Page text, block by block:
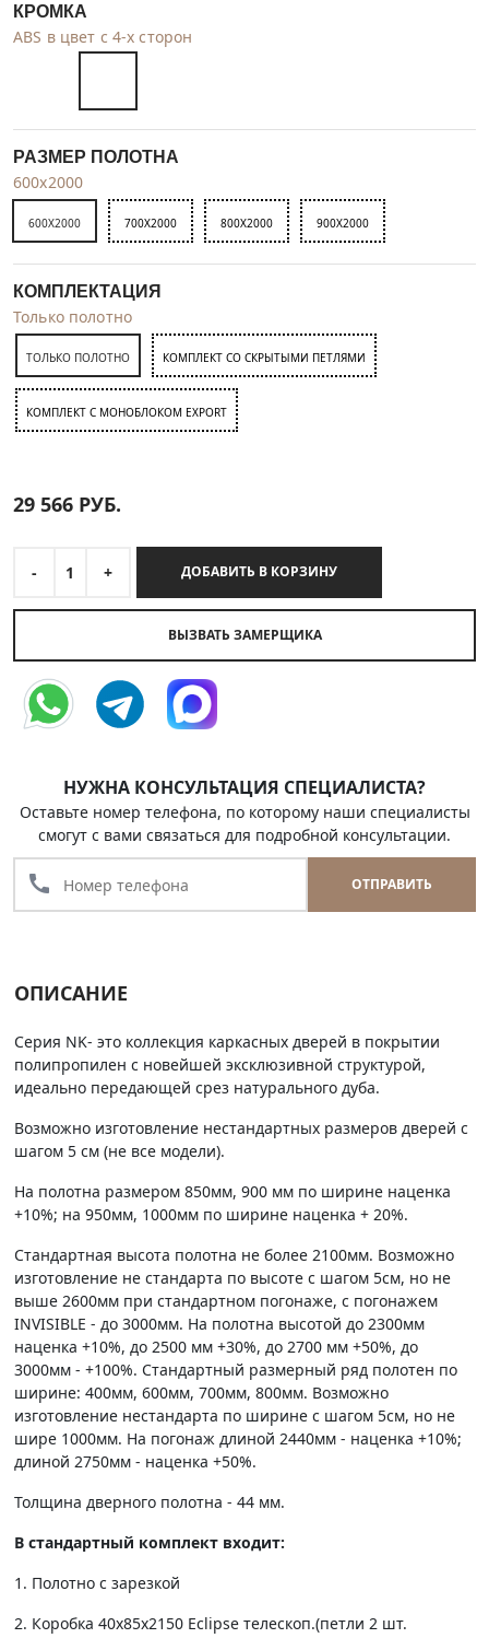
КРОМКА
ABS в цвет с 4-х сторон
РАЗМЕР ПОЛОТНА
600x2000
600X2000 700X2000 800X2000 900X2000
КОМПЛЕКТАЦИЯ
Только полотно
ТОЛЬКО ПОЛОТНО КОМПЛЕКТ СО СКРЫТЫМИ ПЕТЛЯМИ
КОМПЛЕКТ C МОНОБЛОКОМ EXPORT
29 566 РУБ.
- 1 + ДОБАВИТЬ В КОРЗИНУ
ВЫЗВАТЬ ЗАМЕРЩИКА
НУЖНА КОНСУЛЬТАЦИЯ СПЕЦИАЛИСТА?
Оставьте номер телефона, по которому наши специалисты
смогут с вами связаться для подробной консультации.
call ОТПРАВИТЬ
ОПИСАНИЕ
Серия NK- это коллекция каркасных дверей в покрытии
полипропилен с новейшей эксклюзивной структурой,
идеально передающей срез натурального дуба.
Возможно изготовление нестандартных размеров дверей с
шагом 5 см (не все модели).
На полотна размером 850мм, 900 мм по ширине наценка
+10%; на 950мм, 1000мм по ширине наценка + 20%.
Стандартная высота полотна не более 2100мм. Возможно
изготовление не стандарта по высоте с шагом 5см, но не
выше 2600мм при стандартном погонаже, с погонажем
INVISIBLE - до 3000мм. На полотна высотой до 2300мм
наценка +10%, до 2500 мм +30%, до 2700 мм +50%, до
3000мм - +100%. Стандартный размерный ряд полотен по
ширине: 400мм, 600мм, 700мм, 800мм. Возможно
изготовление нестандарта по ширине с шагом 5см, но не
шире 1000мм. На погонаж длиной 2440мм - наценка +10%;
длиной 2750мм - наценка +50%.
Толщина дверного полотна - 44 мм.
В стандартный комплект входит:
1. Полотно c зарезкой
2. Коробка 40х85х2150 Eclipse телескоп.(петли 2 шт.